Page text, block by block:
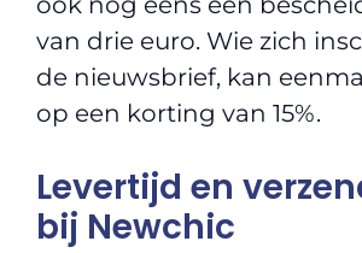
van drie euro. Wie zich
de nieuwsbrief, kan
op een korting van 15%.
Levertijd en
bij Newchic